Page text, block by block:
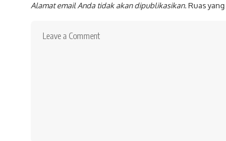
Alamat email Anda tidak akan dipublikasikan.Ruas